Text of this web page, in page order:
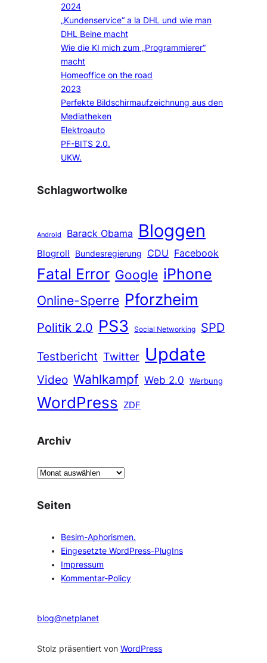
2024
„Kundenservice“ a la DHL und wie man
DHL Beine macht
Wie die KI mich zum „Programmierer“
macht
Homeoffice on the road
2023
Perfekte Bildschirmaufzeichnung aus den
Mediatheken
Elektroauto
PF-BITS 2.0.
UKW.
Schlagwortwolke
Android Barack Obama Bloggen
Blogroll Bundesregierung CDU Facebook
Fatal Error Google iPhone
Online-Sperre Pforzheim
Politik 2.0 PS3 Social Networking
SPD
Testbericht Twitter Update
Video Wahlkampf Web 2.0 Werbung
WordPress ZDF
Archiv
A
c
Seiten
Besim-Aphorismen.
Eingesetzte WordPress-PlugIns
Impressum
Kommentar-Policy
blog@netplanet
Stolz präsentiert vonWordPress